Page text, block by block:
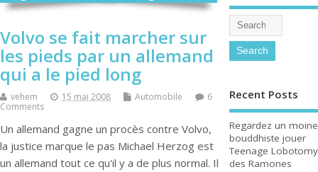
Volvo se fait marcher sur
les pieds par un allemand
qui a le pied long
vehem 15 mai 2008 Automobile
6
Comments
Un allemand gagne un procès contre Volvo,
la justice marque le pas Michael Herzog est
un allemand tout ce qu'il y a de plus normal. Il
Recent Posts
Regardez un moine
bouddhiste jouer
Teenage Lobotomy
des Ramones